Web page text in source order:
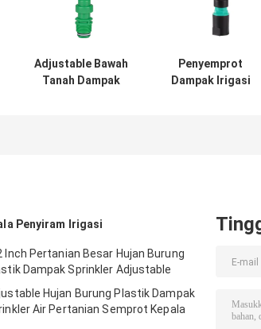
Adjustable Bawah
Tanah Dampak
Penyemprot
Dampak Irigasi
Penyiram Irigasi
Inch Pertanian Besar Hujan Burung
Dampak Sprinkler Adjustable
Hujan Burung Plastik Dampak
Air Pertanian Semprot Kepala